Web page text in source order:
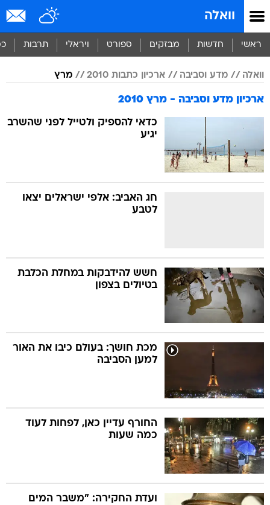
וואלה
ראשי חדשות מבזקים ספורט ויראלי תרבות
וואלה מדע וסביבה ארכיון כתבות 2010 מרץ
ארכיון מדע וסביבה - מרץ 2010
כדאי להספיק ולטייל לפני שהשרב
יגיע
חג האביב: אלפי ישראלים יצאו
לטבע
חשש להידבקות במחלת הכלבת
בטיולים בצפון
מכת חושך: בעולם כיבו את האור
למען הסביבה
החורף עדיין כאן, לפחות לעוד
כמה שעות
ועדת החקירה: "משבר המים